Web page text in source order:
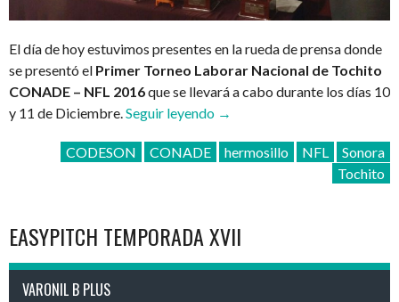
El día de hoy estuvimos presentes en la rueda de prensa donde
se presentó el Primer Torneo Laborar Nacional de Tochito
CONADE – NFL 2016que se llevará a cabo durante los días 10
y 11 de Diciembre.Seguir leyendo “Primer
Laboral
CONADE
–
→
CODESON CONADE hermosillo NFL
Sonora
Tochito
EASYPITCH TEMPORADA XVII
VARONIL B PLUS